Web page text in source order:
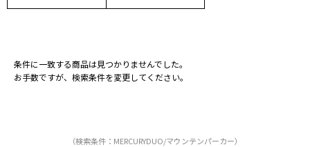
条件に一致する商品は見つかりませんでした。
お手数ですが、検索条件を変更してください。
（検索条件：MERCURYDUO/マウンテンパーカー）